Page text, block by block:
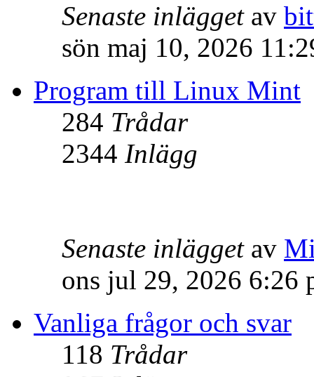
Senaste inläggetav
sön maj 10, 2026
Program till Linux Mint
284 Trådar
2344 Inlägg
Senaste inläggetav
ons jul 29, 2026 6:26
Vanliga frågor och svar
118 Trådar